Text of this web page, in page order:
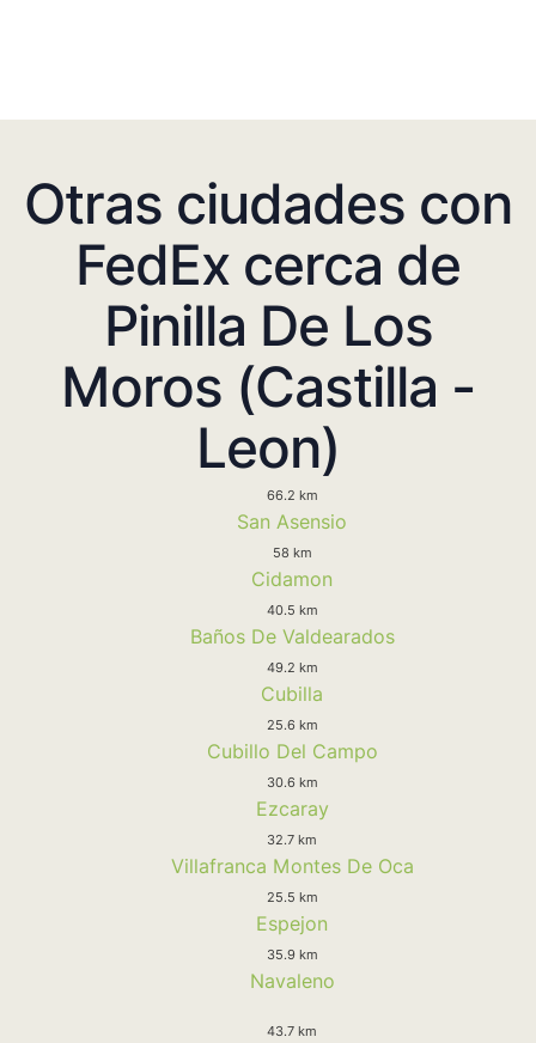
Otras ciudades con
FedEx cerca de
Pinilla De Los
Moros (Castilla -
Leon)
66.2 km
San Asensio
58 km
Cidamon
40.5 km
Baños De Valdearados
49.2 km
Cubilla
25.6 km
Cubillo Del Campo
30.6 km
Ezcaray
32.7 km
Villafranca Montes De Oca
25.5 km
Espejon
35.9 km
Navaleno
43.7 km